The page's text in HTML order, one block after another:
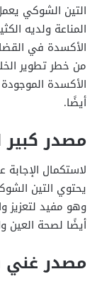
التين الشوكي
المناعة ولديه
الأكسدة في
من خطر تطوير
الأكسدة
أيضًا.
مصدر كبير
لاستكمال
يحتوي التين
وهو مفيد لتعزيز
أيضًا لصحة العين
مصدر غني